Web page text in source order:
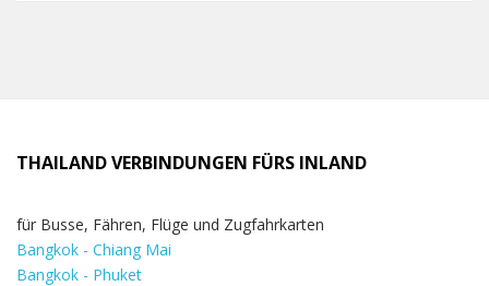
THAILAND VERBINDUNGEN FÜRS INLAND
für Busse, Fähren, Flüge und Zugfahrkarten
Bangkok - Chiang Mai
Bangkok - Phuket